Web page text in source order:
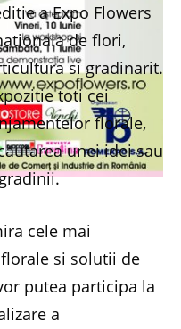
a Expo Flowers
de flori,
si gradinarit.
toti cei
florale,
unei idei sau
cele mai
si solutii de
putea participa la
a